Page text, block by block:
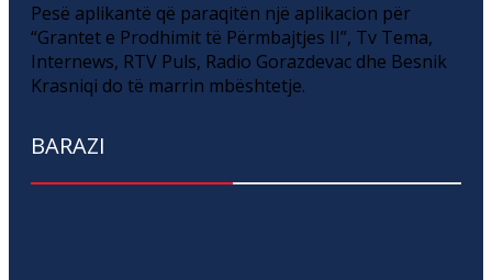
Pesë aplikantë që paraqitën një aplikacion për
“Grantet e Prodhimit të Përmbajtjes II”, Tv Tema,
Internews, RTV Puls, Radio Gorazdevac dhe Besnik
Krasniqi do të marrin mbështetje.
BARAZI